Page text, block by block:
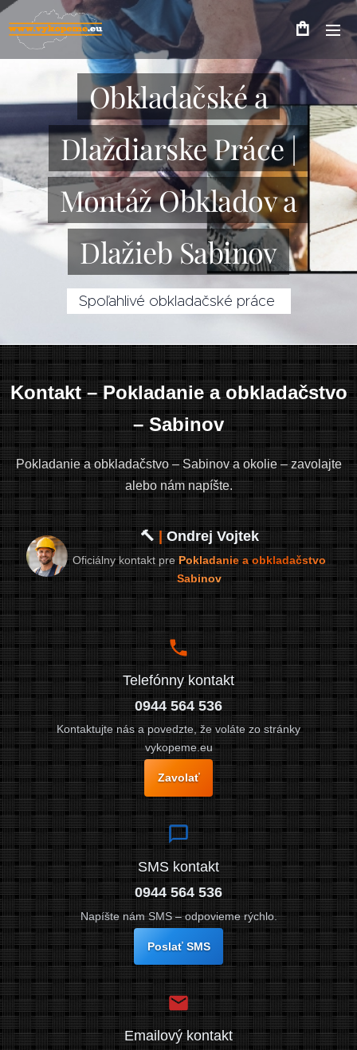
Obkladačské a
Dlaždiarske Práce |
Montáž Obkladov a
Dlažieb Sabinov
Spoľahlivé obkladačské práce
Kontakt – Pokladanie a obkladačstvo
– Sabinov
Pokladanie a obkladačstvo – Sabinov a okolie – zavolajte
alebo nám napíšte.
🔨|Ondrej Vojtek
Oficiálny kontakt prePokladanie a obkladačstvo
Sabinov
Telefónny kontakt
0944 564 536
Kontaktujte nás a povedzte, že voláte zo stránky
vykopeme.eu
Zavolať
SMS kontakt
0944 564 536
Napíšte nám SMS – odpovieme rýchlo.
Poslať SMS
Emailový kontakt